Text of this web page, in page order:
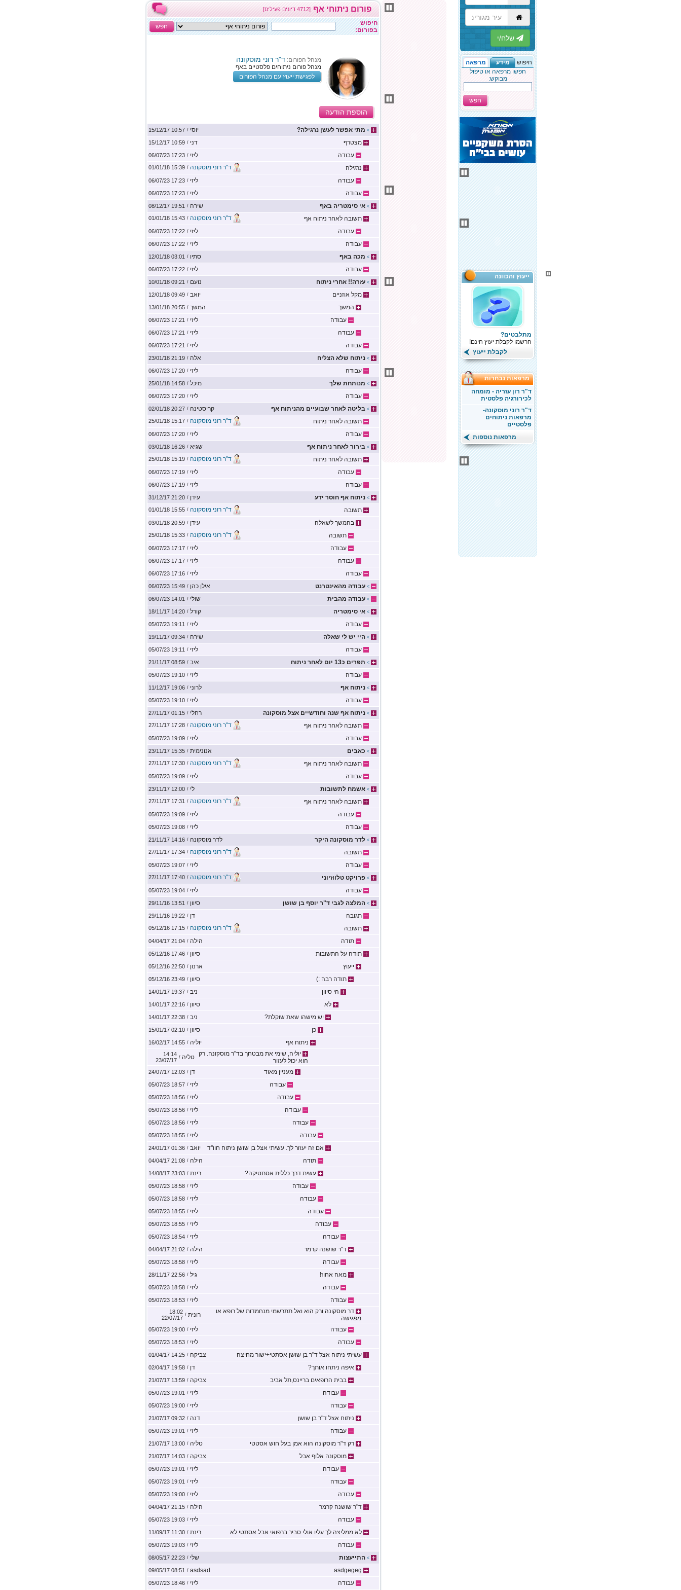
הבא
חיפוש מידע
מרפאה
חפשו מרפאה או טיפול
מבוקש:
חפש
ייעוץ והכוונה
מתלבטים?
הרשמו לקבלת יעוץ חינם!
לקבלת ייעוץ
מרפאות נבחרות
ד"ר רון עזריה - מומחה
לכירורגיה פלסטית
ד"ר רוני מוסקונה-
מרפאות ניתוחים
פלסטיים
מרפאות נוספות
[4712 דיונים פעילים] פורום ניתוחי אף
חפש
חיפוש
בפורום:
מנהל הפורום: ד"ר רוני מוסקונה
מנהל פורום ניתוחים פלסטיים באף
לפגישת ייעוץ עם מנהל הפורום
הוספת הודעה
> מתי אפשר לעשן נרגילה? יוסי /
10:57 15/12/17
מצטרף דני /
10:59 15/12/17
עבודה ליזי /
17:23 06/07/23
נרגילה ד"ר רוני מוסקונה /
15:39 01/01/18
עבודה ליזי /
17:23 06/07/23
עבודה ליזי /
17:23 06/07/23
> אי סימטריה באף שירה /
19:51 08/12/17
תשובה לאחר ניתוח אף ד"ר רוני מוסקונה /
15:43 01/01/18
עבודה ליזי /
17:22 06/07/23
עבודה ליזי /
17:22 06/07/23
> מכה באף סתיו /
03:01 12/01/18
עבודה ליזי /
17:22 06/07/23
> עזרה!! אחרי ניתוח נועם /
09:21 10/01/18
מקל אוזניים יואב /
09:49 12/01/18
המשך המשך /
20:55 13/01/18
עבודה ליזי /
17:21 06/07/23
עבודה ליזי /
17:21 06/07/23
עבודה ליזי /
17:21 06/07/23
> ניתוח שלא הצליח אלה /
21:19 23/01/18
עבודה ליזי /
17:20 06/07/23
> מנותחת שלך מיכל /
14:58 25/01/18
עבודה ליזי /
17:20 06/07/23
> בליטה לאחר שבועיים מהניתוח אף קריסטינה /
20:27 02/01/18
תשובה לאחר ניתוח ד"ר רוני מוסקונה /
15:17 25/01/18
עבודה ליזי /
17:20 06/07/23
> בירור לאחר ניתוח אף שגיא /
16:26 03/01/18
תשובה לאחר ניתוח ד"ר רוני מוסקונה /
15:19 25/01/18
עבודה ליזי /
17:19 06/07/23
עבודה ליזי /
17:19 06/07/23
> ניתוח אף חוסר ידע עידן /
21:20 31/12/17
תשובה ד"ר רוני מוסקונה /
15:55 01/01/18
בהמשך לשאלה עידן /
20:59 03/01/18
תשובה ד"ר רוני מוסקונה /
15:33 25/01/18
עבודה ליזי /
17:17 06/07/23
עבודה ליזי /
17:17 06/07/23
עבודה ליזי /
17:16 06/07/23
> עבודה מהאינטרנט אילן כהן /
15:49 06/07/23
> עבודה מהבית שולי /
14:01 06/07/23
> אי סימטריה קורל /
14:20 18/11/17
עבודה ליזי /
19:11 05/07/23
> היי יש לי שאלה שירה /
09:34 19/11/17
עבודה ליזי /
19:11 05/07/23
> תפרים כ13 יום לאחר ניתוח איב /
08:59 21/11/17
עבודה ליזי /
19:10 05/07/23
> ניתוח אף לרוני /
19:06 11/12/17
עבודה ליזי /
19:10 05/07/23
> ניתוח אף שנה וחודשיים אצל מוסקונה רחלי /
01:15 27/11/17
תשובה לאחר ניתוח אף ד"ר רוני מוסקונה /
17:28 27/11/17
עבודה ליזי /
19:09 05/07/23
> כאבים אנונימית /
15:35 23/11/17
תשובה לאחר ניתוח אף ד"ר רוני מוסקונה /
17:30 27/11/17
עבודה ליזי /
19:09 05/07/23
> אשמח לתשובות לי /
12:00 23/11/17
תשובה לאחר ניתוח אף ד"ר רוני מוסקונה /
17:31 27/11/17
עבודה ליזי /
19:09 05/07/23
עבודה ליזי /
19:08 05/07/23
> לדר מוסקונה היקר לדר מוסקונה /
14:16 21/11/17
תשובה ד"ר רוני מוסקונה /
17:34 27/11/17
עבודה ליזי /
19:07 05/07/23
> פרויקט טלווזיוני ד"ר רוני מוסקונה /
17:40 27/11/17
עבודה ליזי /
19:04 05/07/23
> המלצה לגבי ד"ר יוסף בן שושן סיוון /
13:51 29/11/16
תגובה דן /
19:22 29/11/16
תשובה ד"ר רוני מוסקונה /
17:15 05/12/16
תודה הילה /
21:04 04/04/17
תודה על התשובות סיוון /
17:46 05/12/16
ייעוץ ארנון /
22:50 05/12/16
תודה רבה :) סיוון /
23:49 05/12/16
הי סיוון ניב /
19:37 14/01/17
לא סיוון /
22:16 14/01/17
יש מישהו שאת שוקלת? ניב /
22:38 14/01/17
כן סיוון /
02:10 15/01/17
ניתוח אף יוליה /
14:55 16/02/17
יוליה, שימי את מבטחך בד"ר מוסקונה. רק
הוא יכול לעזור
טליה /
14:14
23/07/17
מעניין מאוד דן /
12:03 24/07/17
עבודה ליזי /
18:57 05/07/23
עבודה ליזי /
18:56 05/07/23
עבודה ליזי /
18:56 05/07/23
עבודה ליזי /
18:56 05/07/23
עבודה ליזי /
18:55 05/07/23
אם זה יעזור לך. עשיתי אצל בן שושן ניתוח חוו''ד יואב /
01:36 24/01/17
תודה הילה /
21:08 04/04/17
עשית דרך כללית אסתטיקה? רינת /
23:03 14/08/17
עבודה ליזי /
18:58 05/07/23
עבודה ליזי /
18:58 05/07/23
עבודה ליזי /
18:55 05/07/23
עבודה ליזי /
18:55 05/07/23
עבודה ליזי /
18:54 05/07/23
ד"ר שושנה קרמר הילה /
21:02 04/04/17
עבודה ליזי /
18:58 05/07/23
מאה אחוז! גיל /
22:56 28/11/17
עבודה ליזי /
18:58 05/07/23
עבודה ליזי /
18:53 05/07/23
דר מוסקונה ורק הוא ואל תתרשמי מנחמדות של רופא או
מפגישה
רונית /
18:02
22/07/17
עבודה ליזי /
19:00 05/07/23
עבודה ליזי /
18:53 05/07/23
עשיתי ניתוח אצל ד"ר בן שושן אסתטי+ישור מחיצה צביקה /
14:25 01/04/17
איפה ניתחו אותך? דן /
19:58 02/04/17
בבית הרופאים בריינס,תל אביב צביקה /
13:59 21/07/17
עבודה ליזי /
19:01 05/07/23
עבודה ליזי /
19:00 05/07/23
ניתוח אצל ד"ר בן שושן דנה /
09:32 21/07/17
עבודה ליזי /
19:01 05/07/23
רק ד"ר מוסקונה הוא אמן בעל חוש אסטטי טליה /
13:00 21/07/17
מוסקונה אלוף אבל צביקה /
14:03 21/07/17
עבודה ליזי /
19:01 05/07/23
עבודה ליזי /
19:01 05/07/23
עבודה ליזי /
19:00 05/07/23
ד"ר שושנה קרמר הילה /
21:15 04/04/17
עבודה ליזי /
19:03 05/07/23
לא ממליצה לך עליו אולי סביר ברפואי אבל אסתטי לא רינת /
11:30 11/09/17
עבודה ליזי /
19:03 05/07/23
> התייעצות שלי /
22:23 08/05/17
asdgegeg
asdsad
/
08:51 09/05/17
עבודה ליזי /
18:46 05/07/23